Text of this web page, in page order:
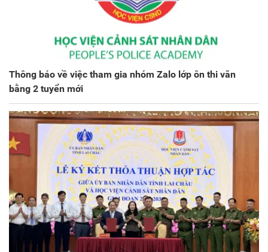
Thông báo về việc tham gia nhóm Zalo lớp ôn thi văn
bằng 2 tuyển mới